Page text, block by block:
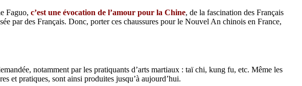
Faguo, c’est une évocation de l’amour pour la Chine, de la fascination des Français
par des Français. Donc, porter ces chaussures pour le Nouvel An chinois en France,
notamment par les pratiquants d’arts martiaux : taï chi, kung fu, etc. Même les
et pratiques, sont ainsi produites jusqu’à aujourd’hui.